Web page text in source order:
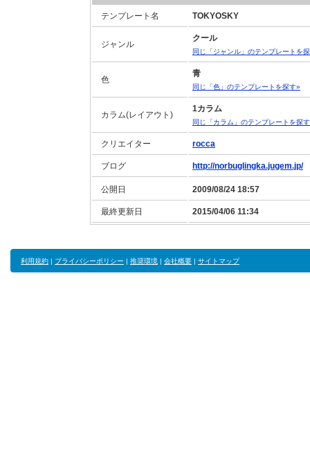
テンプレート名 TOKYOSKY
ジャンル
クール
同じ「ジャンル」のテンプレートを
色
青
同じ「色」のテンプレートを探す»
カラム(レイアウト)
1カラム
同じ「カラム」のテンプレートを探
クリエイター rocca
ブログ http://norbuglingka.jugem.jp/
公開日 2009/08/24 18:57
最終更新日 2015/04/06 11:34
利用規約 | プライバシーポリシー | 推奨環境 | 会社概要 | サイトマップ